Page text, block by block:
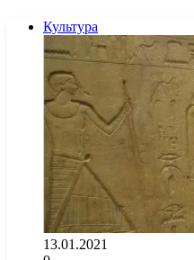
Культура
13.01.2021